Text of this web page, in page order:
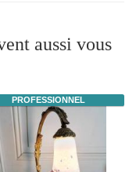
aussi vous
PROFESSIONNEL